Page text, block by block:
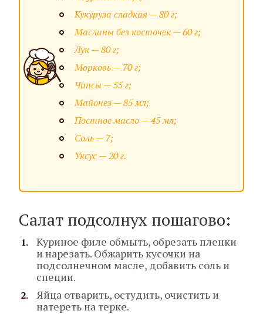
Кукуруза сладкая — 80 г;
Маслины без косточек — 60 г;
Лук — 80 г;
Морковь — 70 г;
Чипсы — 55 г;
Майонез — 85 мл;
Постное масло — 45 мл;
Соль — 7;
Уксус — 20 г.
Салат подсолнух пошагово:
Куриное филе обмыть, обрезать пленки
и нарезать. Обжарить кусочки на
подсолнечном масле, добавить соль и
специи.
Яйца отварить, остудить, очистить и
натереть на терке.